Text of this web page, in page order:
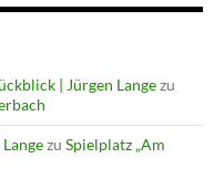
| Jürgen Langezu
zu Spielplatz „Am